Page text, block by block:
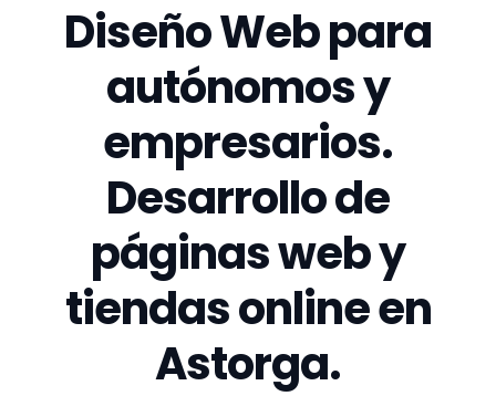
Diseño Web para
autónomos y
empresarios.
Desarrollo de
páginas web y
tiendas online en
Astorga.